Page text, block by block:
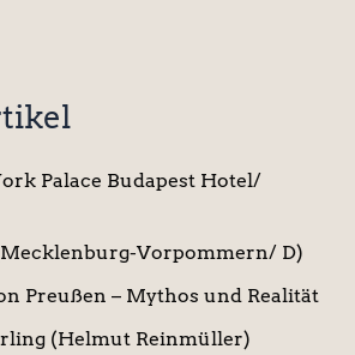
Palace Budapest Hotel/
Vorpommern/ D)
Preußen – Mythos und Realität
(Helmut Reinmüller)